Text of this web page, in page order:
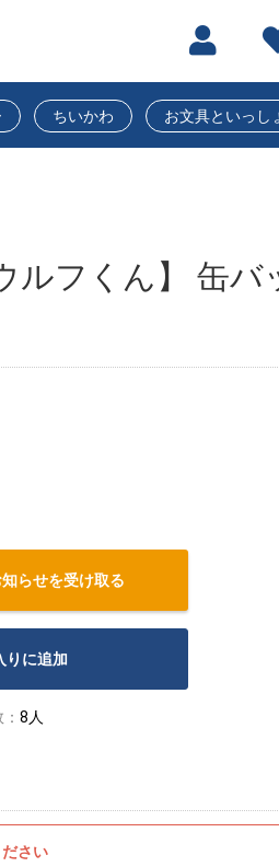
ちいかわ お文具といっし
ルフくん】 缶
らせを受け取る
りに追加
8人
さい